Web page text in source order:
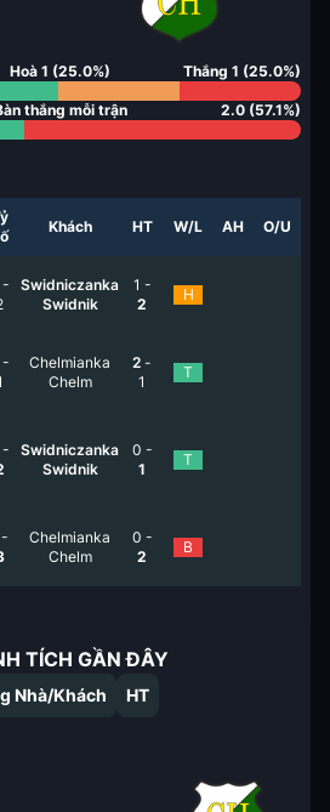
Hoà 1 (25.0%) Thắng 1 (25.0%)
thắng mỗi trận 2.0 (57.1%)
Khách HT W/L AH O/U
Swidniczanka
Swidnik
1 -
2
H
Chelmianka
Chelm
2 -
1
T
-
Swidniczanka
Swidnik
0 -
1
T
-
Chelmianka
Chelm
0 -
2
B
TÍCH GẦN ĐÂY
Nhà/Khách HT